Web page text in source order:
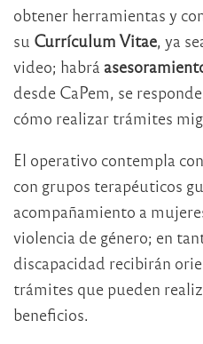
obtener herramientas y
su Currículum Vitae, ya
video; habrá
desde CaPem, se
cómo realizar trámites
El operativo contempla
con grupos terapéuticos
acompañamiento a
violencia de género; en
discapacidad recibirán
trámites que pueden
beneficios.